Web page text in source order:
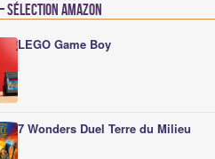
Sélection Amazon
LEGO Game Boy
7 Wonders Duel Terre du Milieu